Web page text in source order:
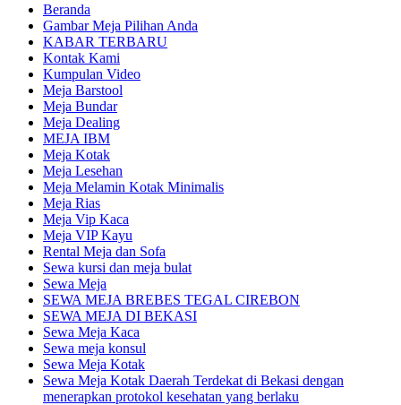
Beranda
Gambar Meja Pilihan Anda
KABAR TERBARU
Kontak Kami
Kumpulan Video
Meja Barstool
Meja Bundar
Meja Dealing
MEJA IBM
Meja Kotak
Meja Lesehan
Meja Melamin Kotak Minimalis
Meja Rias
Meja Vip Kaca
Meja VIP Kayu
Rental Meja dan Sofa
Sewa kursi dan meja bulat
Sewa Meja
SEWA MEJA BREBES TEGAL CIREBON
SEWA MEJA DI BEKASI
Sewa Meja Kaca
Sewa meja konsul
Sewa Meja Kotak
Sewa Meja Kotak Daerah Terdekat di Bekasi dengan
menerapkan protokol kesehatan yang berlaku